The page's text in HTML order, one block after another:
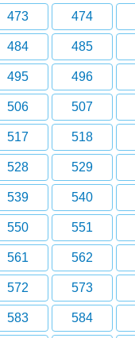
473 474
484 485
495 496
506 507
517 518
528 529
539 540
550 551
561 562
572 573
583 584